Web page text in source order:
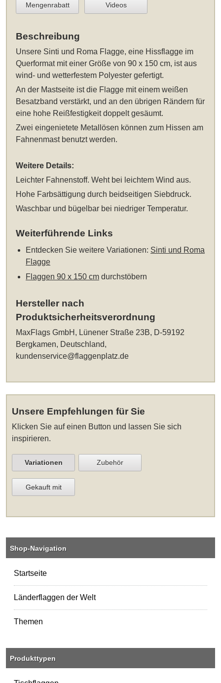
Mengenrabatt Videos
Beschreibung
Unsere Sinti und Roma Flagge, eine Hissflagge im
Querformat mit einer Größe von 90 x 150 cm, ist aus
wind- und wetterfestem Polyester gefertigt.
An der Mastseite ist die Flagge mit einem weißen
Besatzband verstärkt, und an den übrigen Rändern für
eine hohe Reißfestigkeit doppelt gesäumt.
Zwei eingenietete Metallösen können zum Hissen am
Fahnenmast benutzt werden.
Weitere Details:
Leichter Fahnenstoff. Weht bei leichtem Wind aus.
Hohe Farbsättigung durch beidseitigen Siebdruck.
Waschbar und bügelbar bei niedriger Temperatur.
Weiterführende Links
Entdecken Sie weitere Variationen: Sinti und Roma
Flagge
Flaggen 90 x 150 cm durchstöbern
Hersteller nach
Produktsicherheitsverordnung
MaxFlags GmbH, Lünener Straße 23B, D-59192
Bergkamen, Deutschland,
kundenservice@flaggenplatz.de
Unsere Empfehlungen für Sie
Klicken Sie auf einen Button und lassen Sie sich
inspirieren.
Variationen Zubehör
Gekauft mit
Shop-Navigation
Startseite
Länderflaggen der Welt
Themen
Produkttypen